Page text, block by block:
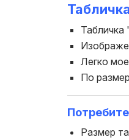
Легко
По
Размер